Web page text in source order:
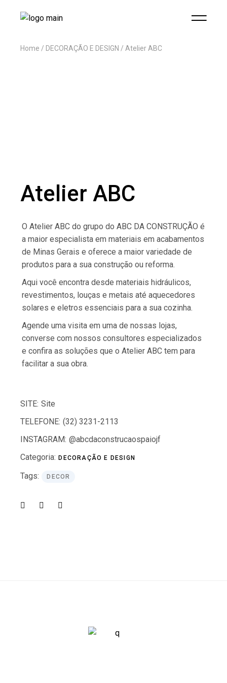
Home DECORAÇÃO E DESIGN Atelier ABC
Atelier ABC
O Atelier ABC do grupo do ABC DA CONSTRUÇÃO é
a maior especialista em materiais em acabamentos
de Minas Gerais e oferece a maior variedade de
produtos para a sua construção ou reforma.
Aqui você encontra desde materiais hidráulicos,
revestimentos, louças e metais até aquecedores
solares e eletros essenciais para a sua cozinha.
Agende uma visita em uma de nossas lojas,
converse com nossos consultores especializados
e confira as soluções que o Atelier ABC tem para
facilitar a sua obra.
SITE: Site
TELEFONE: (32) 3231-2113
INSTAGRAM: @abcdaconstrucaospaiojf
Categoria: DECORAÇÃO E DESIGN
Tags: DECOR